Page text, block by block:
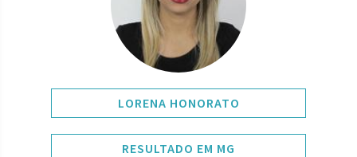
LORENA HONORATO
RESULTADO EM MG